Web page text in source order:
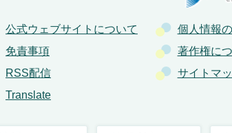
公式ウェブサイトについて
個人情報
免責事項
著作権に
RSS配信
サイトマ
Translate